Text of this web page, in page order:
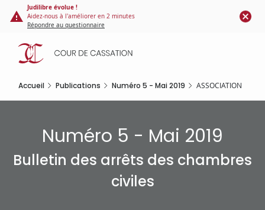
Panneau de gestion des cookies
contenu
principal
Judilibre évolue !
Aidez-nous à l'améliorer en 2 minutes
Répondre au questionnaire
Accueil Publications Numéro 5 - Mai 2019 ASSOCIATION
Numéro 5 - Mai 2019
Bulletin des arrêts des chambres
civiles